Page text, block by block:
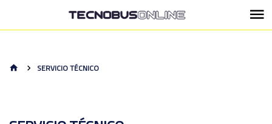
SERVICIO TÉCNICO